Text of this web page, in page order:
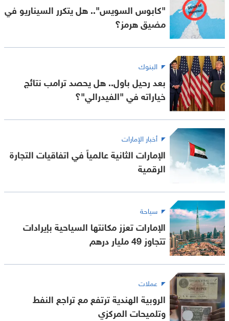
"كابوس السويس".. هل يتكرر السيناريو في
مضيق هرمز؟
البنوك
بعد رحيل باول.. هل يحصد ترامب نتائج
خياراته في "الفيدرالي"؟
أخبار الإمارات
الإمارات الثانية عالمياً في اتفاقيات التجارة
الرقمية
سياحة
الإمارات تعزز مكانتها السياحية بإيرادات
تتجاوز 49 مليار درهم
عملات
الروبية الهندية ترتفع مع تراجع النفط
وتلميحات المركزي